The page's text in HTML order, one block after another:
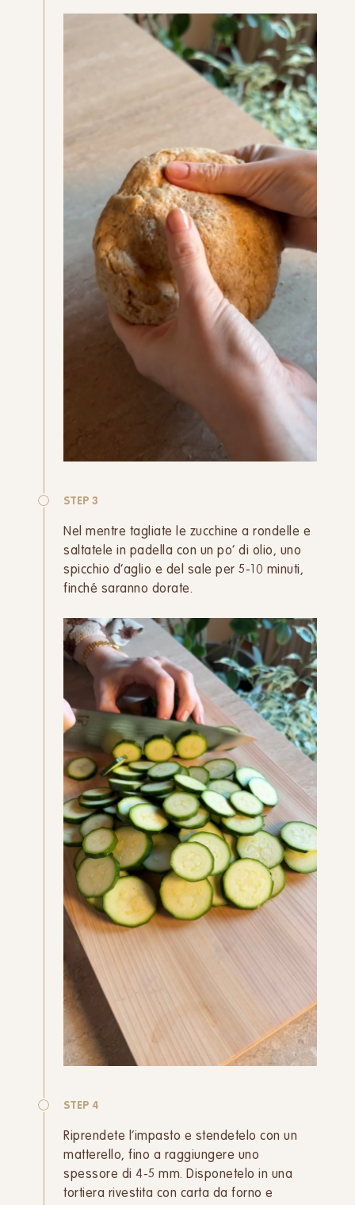
STEP 3
Nel mentre tagliate le zucchine a rondelle e
saltatele in padella con un po’ di olio, uno
spicchio d’aglio e del sale per 5-10 minuti,
finché saranno dorate.
STEP 4
Riprendete l’impasto e stendetelo con un
matterello, fino a raggiungere uno
spessore di 4-5 mm. Disponetelo in una
tortiera rivestita con carta da forno e